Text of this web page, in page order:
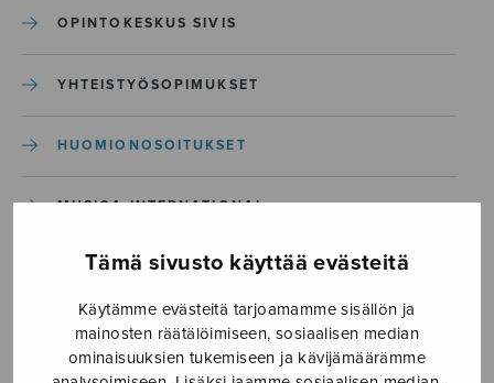
Tämä sivusto käyttää evästeitä
Käytämme evästeitä tarjoamamme sisällön ja
mainosten räätälöimiseen, sosiaalisen median
ominaisuuksien tukemiseen ja kävijämäärämme
OPINTOKESKUS SIVIS
YHTEISTYÖSOPIMUKSET
HUOMIONOSOITUKSET
MUSICA INTERNATIONAL
JÄSENREKISTERI
TIETOSUOJASELOSTE